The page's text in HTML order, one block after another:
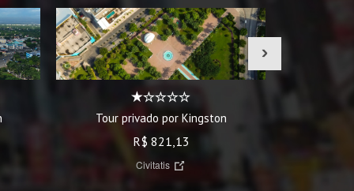
Tour privado por Kingston
R$ 821,13
Civitatis
Tour da
›